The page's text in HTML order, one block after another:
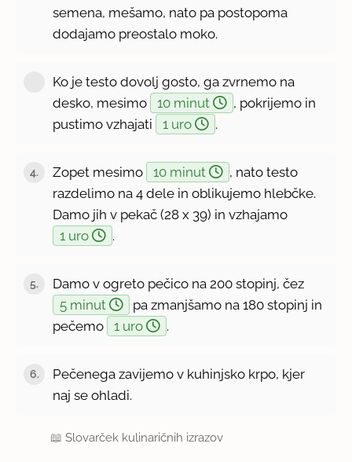
semena, mešamo, nato pa postopoma
dodajamo preostalo moko.
Ko je testo dovolj gosto, ga zvrnemo na
desko, mesimo
10 minut
, pokrijemo in
pustimo vzhajati
1 uro .
4. Zopet mesimo 10 minut
, nato testo
razdelimo na 4 dele in oblikujemo hlebčke.
Damo jih v pekač (28 x 39) in vzhajamo
1 uro
.
5.
Damo v ogreto pečico na 200 stopinj, čez
5 minut
pa zmanjšamo na 180 stopinj in
pečemo
1 uro .
6.
Pečenega zavijemo v kuhinjsko krpo, kjer
naj se ohladi.
📖Slovarček kulinaričnih izrazov